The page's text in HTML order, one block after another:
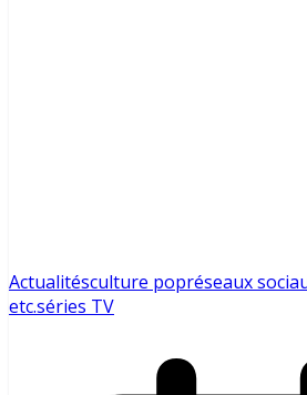
Actualitésculture popréseaux
etc.séries TV